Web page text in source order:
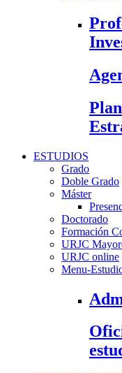
Plan
ESTUDIOS
Grado
Doble Grado
Máster
Doctorado
Formación
URJC
URJC online
Menu-